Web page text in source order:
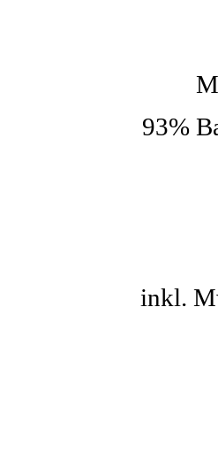
93%
inkl.